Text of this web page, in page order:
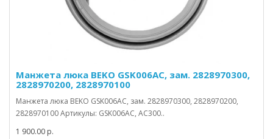
Манжета люка BEKO GSK006AC, зам. 2828970300,
2828970200, 2828970100
Манжета люка BEKO GSK006AC, зам. 2828970300, 2828970200,
2828970100 Артикулы: GSK006AC, AC300..
1 900.00 р.